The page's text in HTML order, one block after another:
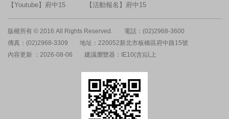
【Youtube】府中15
【活動報名】府中15
版權所有 © 2016 All Rights Reserved.
電話：(02)2968-3600
傳真：(02)2968-3309
地址：220052新北市板橋區府中路15號
內容更新 ：2026-08-06
建議瀏覽器：IE10(含)以上